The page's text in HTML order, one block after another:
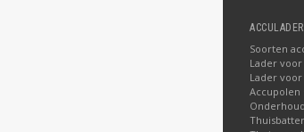
Soorten
Lader
Lader
Accupolen